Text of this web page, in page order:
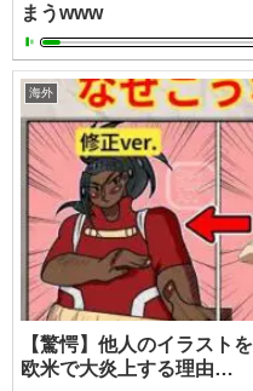
まうwww
海外
【驚愕】他人のイラスト
欧米で大炎上する理由…